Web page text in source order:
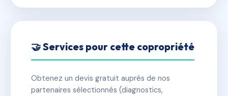
🤝 Services pour cette copropriété
Obtenez un devis gratuit auprès de nos
partenaires sélectionnés (diagnostics,